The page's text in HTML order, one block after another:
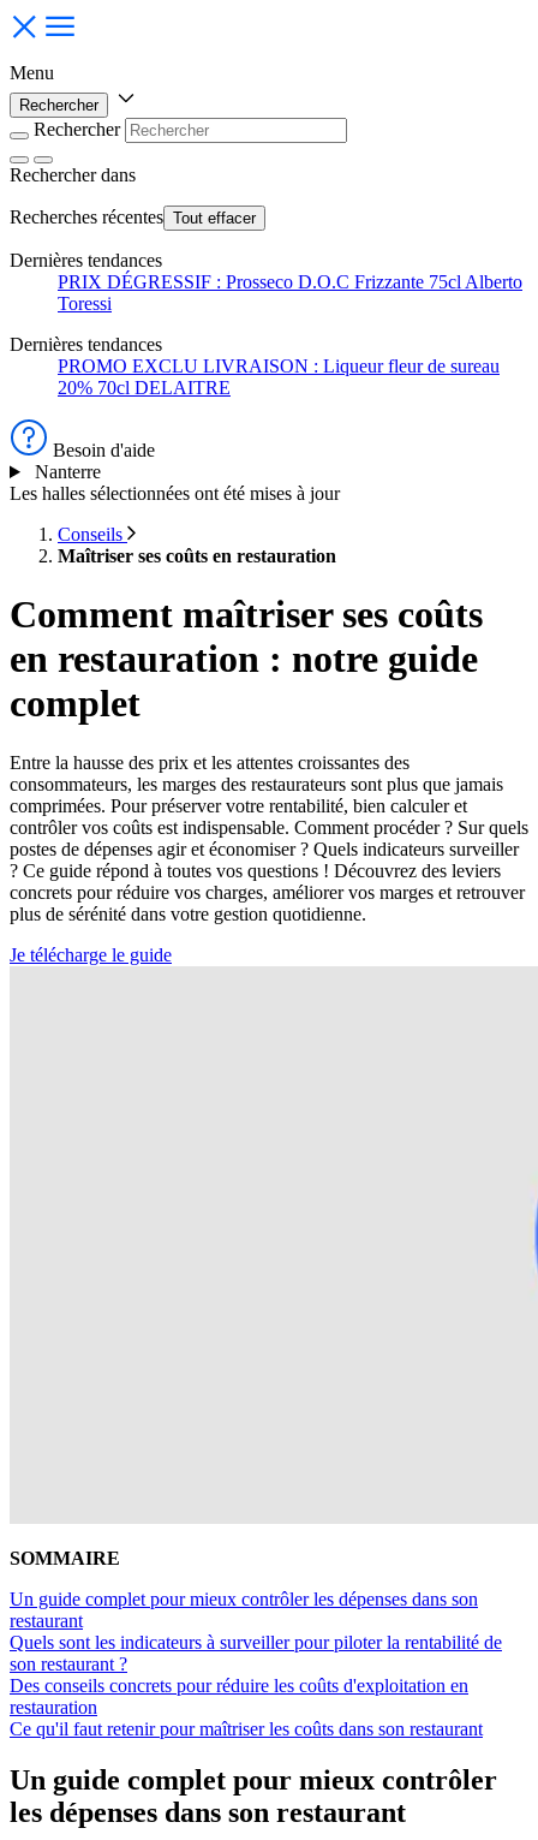
Menu
Rechercher
Rechercher
Rechercher dans
Recherches récentes Tout effacer
Dernières tendances
PRIX DÉGRESSIF : Prosseco D.O.C Frizzante 75cl Alberto
Toressi
Dernières tendances
PROMO EXCLU LIVRAISON : Liqueur fleur de sureau
20% 70cl DELAITRE
Besoin d'aide
Nanterre
Les halles sélectionnées ont été mises à jour
Conseils
Maîtriser ses coûts en restauration
Comment maîtriser ses coûts
en restauration : notre guide
complet
Entre la hausse des prix et les attentes croissantes des
consommateurs, les marges des restaurateurs sont plus que jamais
comprimées. Pour préserver votre rentabilité, bien calculer et
contrôler vos coûts est indispensable. Comment procéder ? Sur quels
postes de dépenses agir et économiser ? Quels indicateurs surveiller
? Ce guide répond à toutes vos questions ! Découvrez des leviers
concrets pour réduire vos charges, améliorer vos marges et retrouver
plus de sérénité dans votre gestion quotidienne.
Je télécharge le guide
SOMMAIRE
Un guide complet pour mieux contrôler les dépenses dans son
restaurant
Quels sont les indicateurs à surveiller pour piloter la rentabilité de
son restaurant ?
Des conseils concrets pour réduire les coûts d'exploitation en
restauration
Ce qu'il faut retenir pour maîtriser les coûts dans son restaurant
Un guide complet pour mieux contrôler
les dépenses dans son restaurant